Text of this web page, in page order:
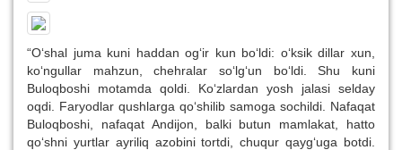
“O‘shal juma kuni haddan og‘ir kun bo‘ldi: o‘ksik dillar xun,
ko‘ngullar mahzun, chehralar so‘lg‘un bo‘ldi. Shu kuni
Buloqboshi motamda qoldi. Ko‘zlardan yosh jalasi selday
oqdi. Faryodlar qushlarga qo‘shilib samoga sochildi. Nafaqat
Buloqboshi, nafaqat Andijon, balki butun mamlakat, hatto
qo‘shni yurtlar ayriliq azobini tortdi, chuqur qayg‘uga botdi.